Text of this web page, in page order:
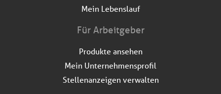
Mein Lebenslauf
Für Arbeitgeber
Produkte ansehen
Mein Unternehmensprofil
Stellenanzeigen verwalten